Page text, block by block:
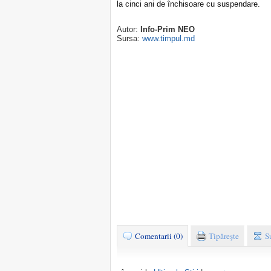
la cinci ani de închisoare cu suspendare.
Autor: Info-Prim NEO
Sursa: www.timpul.md
Comentarii (0) Tipăreşte